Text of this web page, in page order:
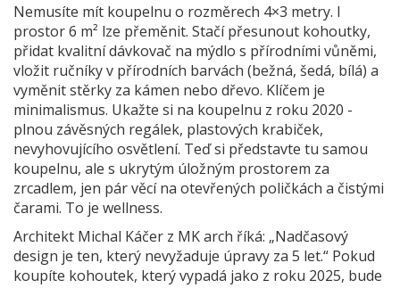
Nemusíte mít koupelnu o rozměrech 4×3 metry. I
prostor 6 m² lze přeměnit. Stačí přesunout kohoutky,
přidat kvalitní dávkovač na mýdlo s přírodními vůněmi,
vložit ručníky v přírodních barvách (bežná, šedá, bílá) a
vyměnit stěrky za kámen nebo dřevo. Klíčem je
minimalismus. Ukažte si na koupelnu z roku 2020 -
plnou závěsných regálek, plastových krabiček,
nevyhovujícího osvětlení. Teď si představte tu samou
koupelnu, ale s ukrytým úložným prostorem za
zrcadlem, jen pár věcí na otevřených poličkách a čistými
čarami. To je wellness.
Architekt Michal Káčer z MK arch říká: „Nadčasový
design je ten, který nevyžaduje úpravy za 5 let.“ Pokud
koupíte kohoutek, který vypadá jako z roku 2025, bude